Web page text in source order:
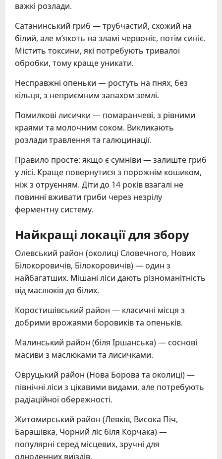
важкі розлади.
Сатанинський гриб — трубчастий, схожий на
білий, але м’якоть на зламі червоніє, потім синіє.
Містить токсини, які потребують тривалої
обробки, тому краще уникати.
Несправжні опеньки — ростуть на пнях, без
кільця, з неприємним запахом землі.
Помилкові лисички — помаранчеві, з рівними
краями та молочним соком. Викликають
розлади травлення та галюцинації.
Правило просте: якщо є сумніви — залиште гриб
у лісі. Краще повернутися з порожнім кошиком,
ніж з отруєнням. Діти до 14 років взагалі не
повинні вживати гриби через незрілу
ферментну систему.
Найкращі локації для збору
Олевський район (околиці Словечного, Нових
Білокоровичів, Білокоровичів) — один з
найбагатших. Мішані ліси дають різноманітність
від маслюків до білих.
Коростишівський район — класичні місця з
добрими врожаями боровиків та опеньків.
Малинський район (біля Іршанська) — соснові
масиви з маслюками та лисичками.
Овруцький район (Нова Борова та околиці) —
північні ліси з цікавими видами, але потребують
радіаційної обережності.
Житомирський район (Левків, Висока Піч,
Барашівка, Чорний ліс біля Корчака) —
популярні серед місцевих, зручні для
одноденних виїздів.